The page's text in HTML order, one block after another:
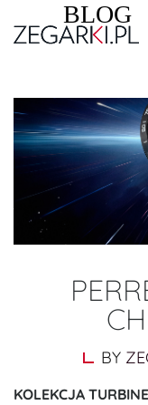
BY
KOLEKCJA